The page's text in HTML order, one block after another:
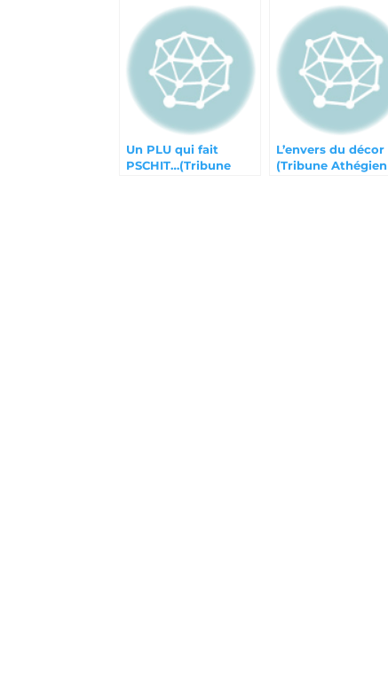
Un PLU qui fait
PSCHIT…(Tribune
L’envers du décor
(Tribune Athégien